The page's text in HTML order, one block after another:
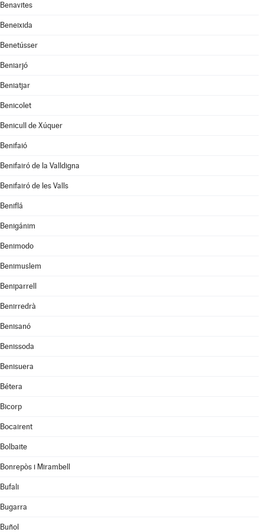
Benavites
Beneixida
Benetússer
Beniarjó
Beniatjar
Benicolet
Benicull de Xúquer
Benifaió
Benifairó de la Valldigna
Benifairó de les Valls
Beniflá
Benigánim
Benimodo
Benimuslem
Beniparrell
Benirredrà
Benisanó
Benissoda
Benisuera
Bétera
Bicorp
Bocairent
Bolbaite
Bonrepòs i Mirambell
Bufali
Bugarra
Buñol